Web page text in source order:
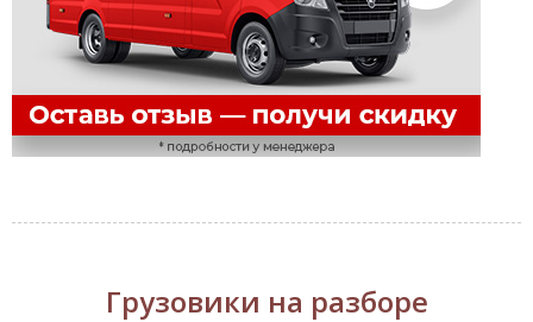
Грузовики на разборе